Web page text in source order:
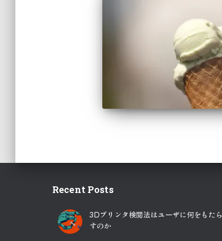
Recent Posts
3Dプリンタ検閲法はユーザに何をもたら
すのか